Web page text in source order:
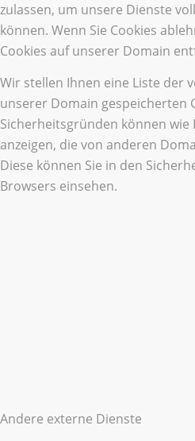
zulassen, um unsere Dienste
können. Wenn Sie Cookies
Cookies auf unserer Domain
Wir stellen Ihnen eine Liste der
unserer Domain gespeicherten
Sicherheitsgründen können wie
anzeigen, die von anderen
Diese können Sie in den
Browsers einsehen.
Andere externe Dienste